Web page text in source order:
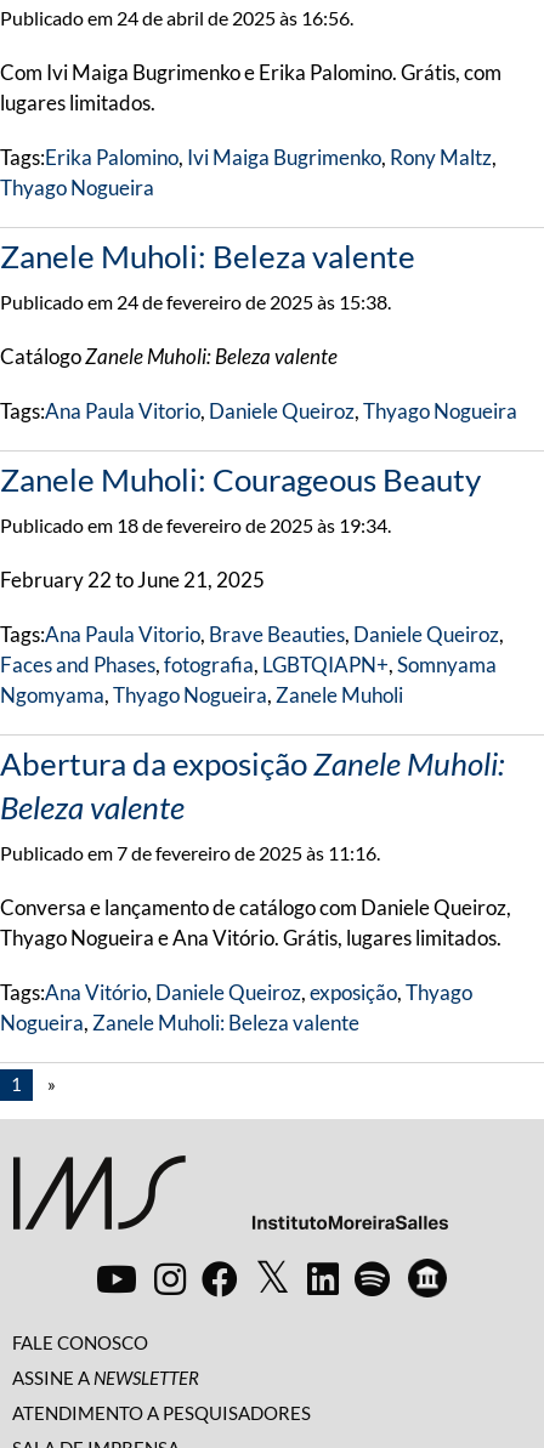
Publicado em 24 de abril de 2025 às 16:56.
Com Ivi Maiga Bugrimenko e Erika Palomino. Grátis, com
lugares limitados.
Tags:Erika Palomino, Ivi Maiga Bugrimenko, Rony Maltz,
Thyago Nogueira
Zanele Muholi: Beleza valente
Publicado em 24 de fevereiro de 2025 às 15:38.
CatálogoZanele Muholi: Beleza valente
Tags:Ana Paula Vitorio, Daniele Queiroz,Thyago Nogueira
Zanele Muholi: Courageous Beauty
Publicado em 18 de fevereiro de 2025 às 19:34.
February 22 to June 21, 2025
Tags:Ana Paula Vitorio, Brave Beauties, Daniele Queiroz,
Faces and Phases,fotografia, LGBTQIAPN+,Somnyama
Ngomyama,Thyago Nogueira, Zanele Muholi
Abertura da exposiçãoZanele Muholi:
Beleza valente
Publicado em 7 de fevereiro de 2025 às 11:16.
Conversa e lançamento de catálogo com Daniele Queiroz,
Thyago Nogueira e Ana Vitório. Grátis, lugares limitados.
Tags:Ana Vitório, Daniele Queiroz,exposição,Thyago
Nogueira, Zanele Muholi: Beleza valente
1 »
FALE CONOSCO
ASSINE A NEWSLETTER
ATENDIMENTO A PESQUISADORES